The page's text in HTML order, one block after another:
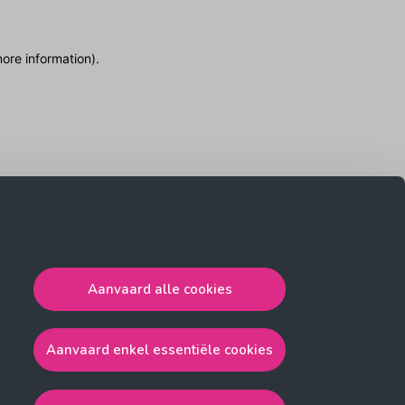
Aanvaard alle cookies
Aanvaard enkel essentiële cookies
information).